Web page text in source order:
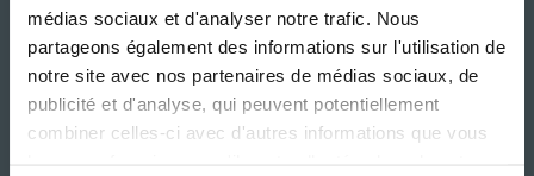
médias sociaux et d'analyser notre trafic. Nous
partageons également des informations sur l'utilisation de
notre site avec nos partenaires de médias sociaux, de
publicité et d'analyse, qui peuvent potentiellement
combiner celles-ci avec d'autres informations que vous